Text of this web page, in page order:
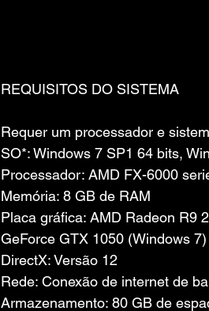
REQUISITOS DO SISTEMA
Requer um processador e
SO*: Windows 7 SP1 64 bits,
Processador: AMD FX-6000
Memória: 8 GB de RAM
Placa gráfica: AMD Radeon R9
GeForce GTX 1050 (Windows 7)
DirectX: Versão 12
Rede: Conexão de internet de
Armazenamento: 80 GB de